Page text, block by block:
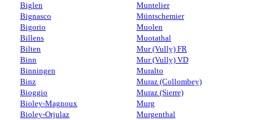
Biglen
Bignasco
Bigorio
Billens
Bilten
Binn
Binningen
Binz
Bioggio
Bioley-Magnoux
Bioley-Orjulaz
Muntelier
Müntschemier
Muolen
Muotathal
Mur (Vully) FR
Mur (Vully) VD
Muralto
Muraz (Collombey)
Muraz (Sierre)
Murg
Murgenthal